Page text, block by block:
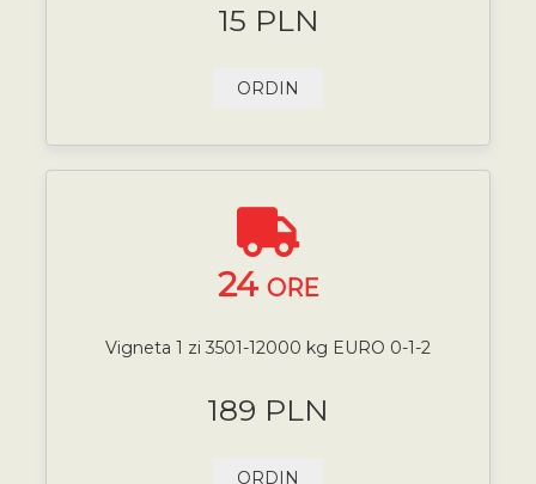
15 PLN
ORDIN
24 ORE
Vigneta 1 zi 3501-12000 kg EURO 0-1-2
189 PLN
ORDIN